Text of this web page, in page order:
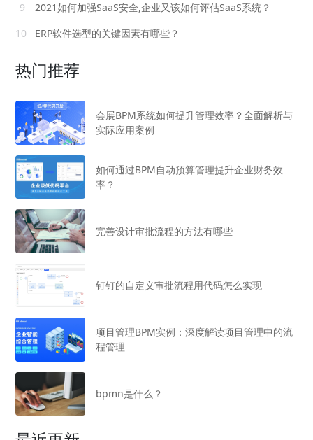
9
2021如何加强SaaS安全,企业又该如何评估SaaS系统？
10
ERP软件选型的关键因素有哪些？
热门推荐
会展BPM系统如何提升管理效率？全面解析与
实际应用案例
如何通过BPM自动预算管理提升企业财务效
率？
完善设计审批流程的方法有哪些
钉钉的自定义审批流程用代码怎么实现
项目管理BPM实例：深度解读项目管理中的流
程管理
bpmn是什么？